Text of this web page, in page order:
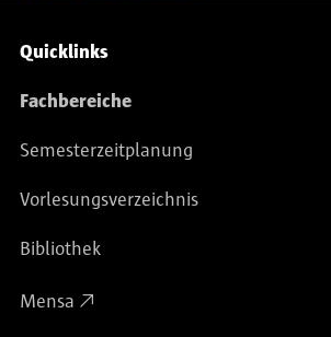
Service-Navigation
Quicklinks
Fachbereiche
Semesterzeitplanung
Vorlesungsverzeichnis
Bibliothek
Mensa